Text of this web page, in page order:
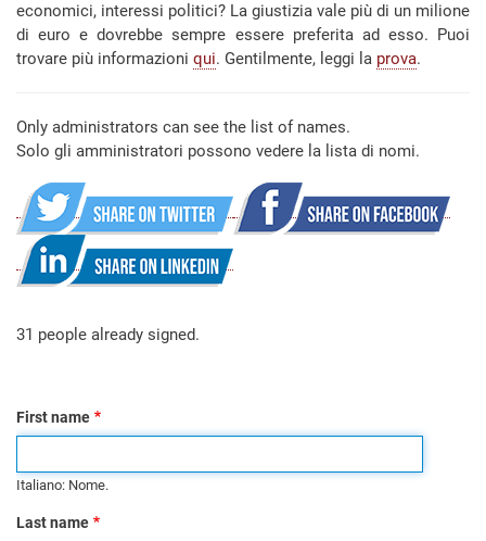
economici, interessi politici? La giustizia vale più di un milione
di euro e dovrebbe sempre essere preferita ad esso. Puoi
trovare più informazioni qui. Gentilmente, leggi la prova.
Only administrators can see the list of names.
Solo gli amministratori possono vedere la lista di nomi.
31 people already signed.
First name
Italiano: Nome.
Last name